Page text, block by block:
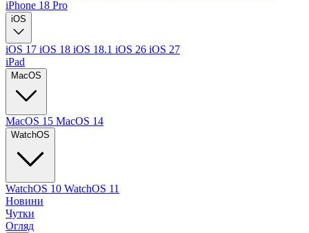
iPhone 18 Pro
iOS
iOS 17 iOS 18 iOS 18.1 iOS 26 iOS 27
iPad
MacOS
MacOS 15 MacOS 14
WatchOS
WatchOS 10 WatchOS 11
Новини
Чутки
Огляд